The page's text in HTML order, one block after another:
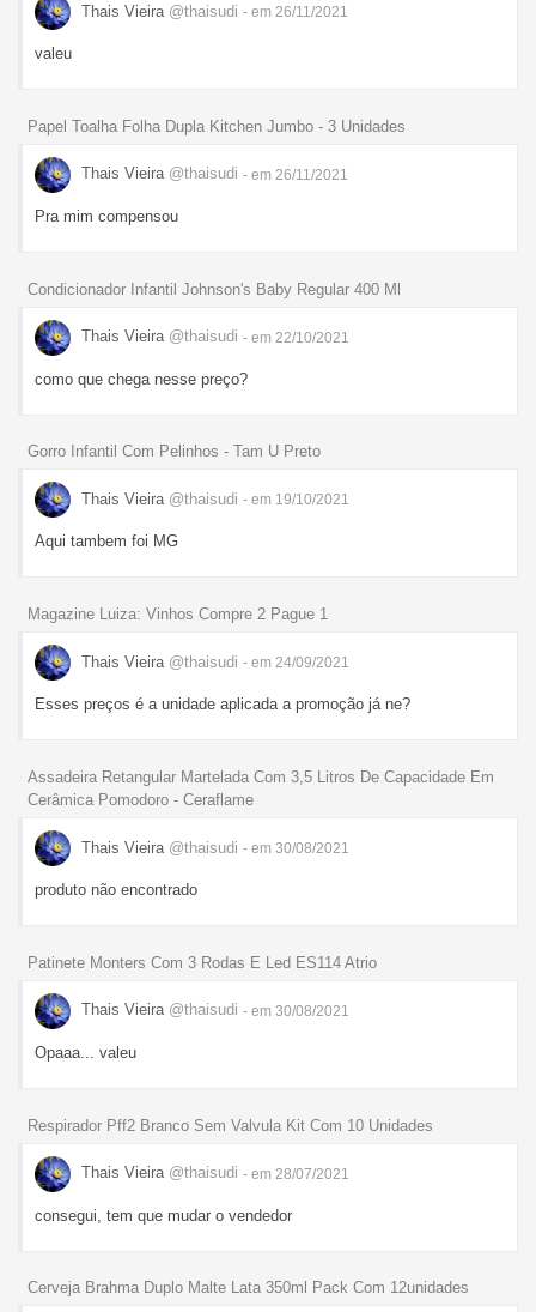
Thais Vieira @thaisudi - em 26/11/2021
valeu
Papel Toalha Folha Dupla Kitchen Jumbo - 3 Unidades
Thais Vieira @thaisudi - em 26/11/2021
Pra mim compensou
Condicionador Infantil Johnson's Baby Regular 400 Ml
Thais Vieira @thaisudi - em 22/10/2021
como que chega nesse preço?
Gorro Infantil Com Pelinhos - Tam U Preto
Thais Vieira @thaisudi - em 19/10/2021
Aqui tambem foi MG
Magazine Luiza: Vinhos Compre 2 Pague 1
Thais Vieira @thaisudi - em 24/09/2021
Esses preços é a unidade aplicada a promoção já ne?
Assadeira Retangular Martelada Com 3,5 Litros De Capacidade Em
Cerâmica Pomodoro - Ceraflame
Thais Vieira @thaisudi - em 30/08/2021
produto não encontrado
Patinete Monters Com 3 Rodas E Led ES114 Atrio
Thais Vieira @thaisudi - em 30/08/2021
Opaaa... valeu
Respirador Pff2 Branco Sem Valvula Kit Com 10 Unidades
Thais Vieira @thaisudi - em 28/07/2021
consegui, tem que mudar o vendedor
Cerveja Brahma Duplo Malte Lata 350ml Pack Com 12unidades